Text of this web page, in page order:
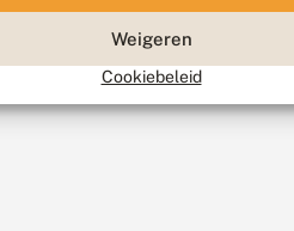
Weigeren
Cookiebeleid